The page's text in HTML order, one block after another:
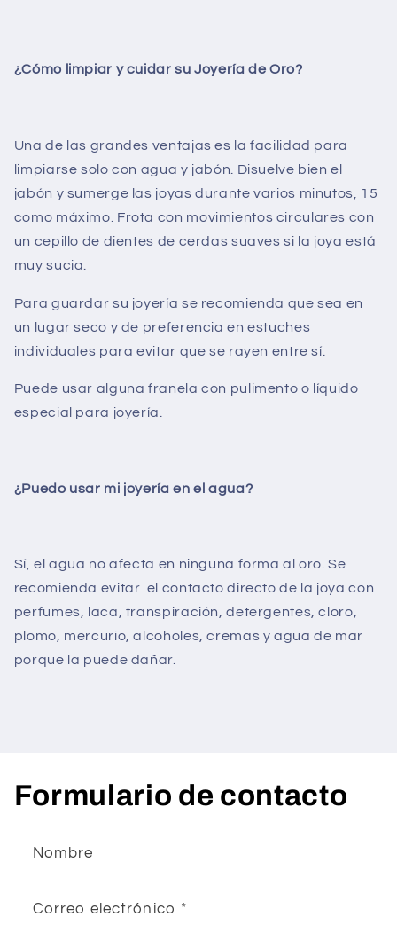
¿Cómo limpiar y cuidar su Joyería de Oro?
Una de las grandes ventajas es la facilidad para
limpiarse solo con agua y jabón. Disuelve bien el
jabón y sumerge las joyas durante varios minutos, 15
como máximo. Frota con movimientos circulares con
un cepillo de dientes de cerdas suaves si la joya está
muy sucia.
Para guardar su joyería se recomienda que sea en
un lugar seco y de preferencia en estuches
individuales para evitar que se rayen entre sí.
Puede usar alguna franela con pulimento o líquido
especial para joyería.
¿Puedo usar mi joyería en el agua?
Sí, el agua no afecta en ninguna forma al oro. Se
recomienda evitar el contacto directo de la joya con
perfumes, laca, transpiración, detergentes, cloro,
plomo, mercurio, alcoholes, cremas y agua de mar
porque la puede dañar.
Formulario de contacto
Nombre
Correo electrónico *